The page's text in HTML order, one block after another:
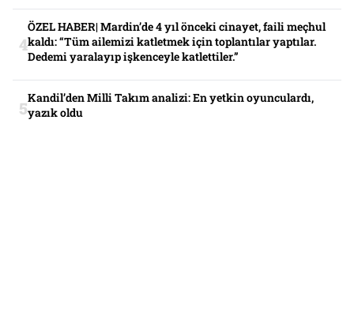
ÖZEL HABER| Mardin’de 4 yıl önceki cinayet, faili meçhul
kaldı: “Tüm ailemizi katletmek için toplantılar yaptılar.
Dedemi yaralayıp işkenceyle katlettiler.”
Kandil’den Milli Takım analizi: En yetkin oyunculardı,
yazık oldu